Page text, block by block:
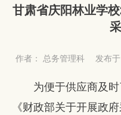
甘肃省庆阳林业学
作者： 总务管理科 发布
为便于供应商及
《财政部关于开展政